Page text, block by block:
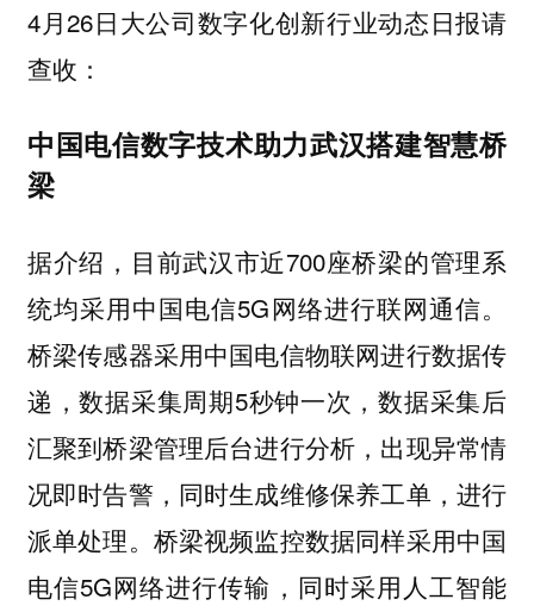
4月26日大公司数字化创新行业动态日报请
查收：
中国电信数字技术助力武汉搭建智慧桥
梁
据介绍，目前武汉市近700座桥梁的管理系
统均采用中国电信5G网络进行联网通信。
桥梁传感器采用中国电信物联网进行数据传
递，数据采集周期5秒钟一次，数据采集后
汇聚到桥梁管理后台进行分析，出现异常情
况即时告警，同时生成维修保养工单，进行
派单处理。桥梁视频监控数据同样采用中国
电信5G网络进行传输，同时采用人工智能